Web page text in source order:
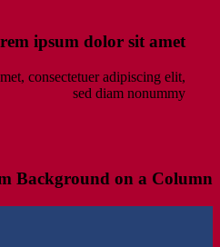
ipsum dolor sit amet
consectetuer adipiscing elit,
sed diam nonummy
Background on a Column